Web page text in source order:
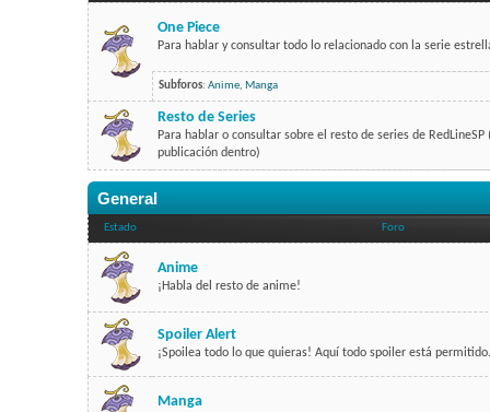
One Piece
Para hablar y consultar todo lo relacionado con la serie
Subforos: Anime, Manga
Resto de Series
Para hablar o consultar sobre el resto de series de RedLineSP
publicación dentro)
General
Estado Foro
Anime
¡Habla del resto de anime!
Spoiler Alert
¡Spoilea todo lo que quieras! Aquí todo spoiler está permitido.
Manga